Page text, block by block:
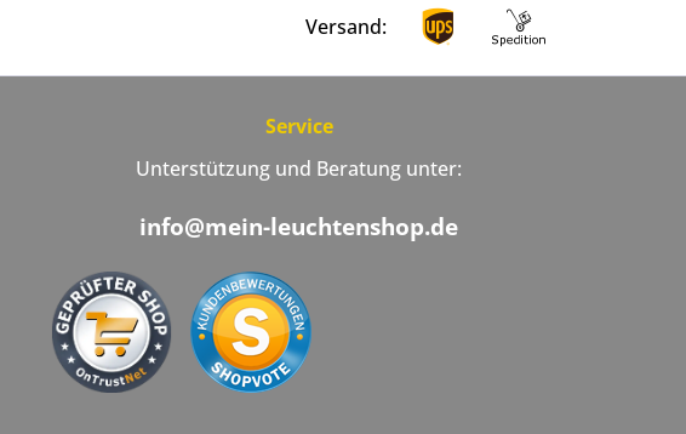
Versand:
Service
Unterstützung und Beratung unter:
info@mein-leuchtenshop.de